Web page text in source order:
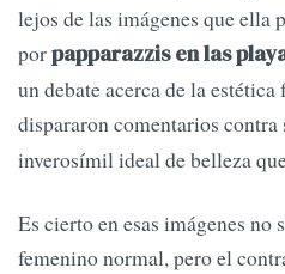
lejos de las imágenes que ella
porpapparazzis en las
un debate acerca de la
dispararon comentarios contra
inverosímil ideal de belleza
Es cierto en esas imágenes no
femenino normal, pero el